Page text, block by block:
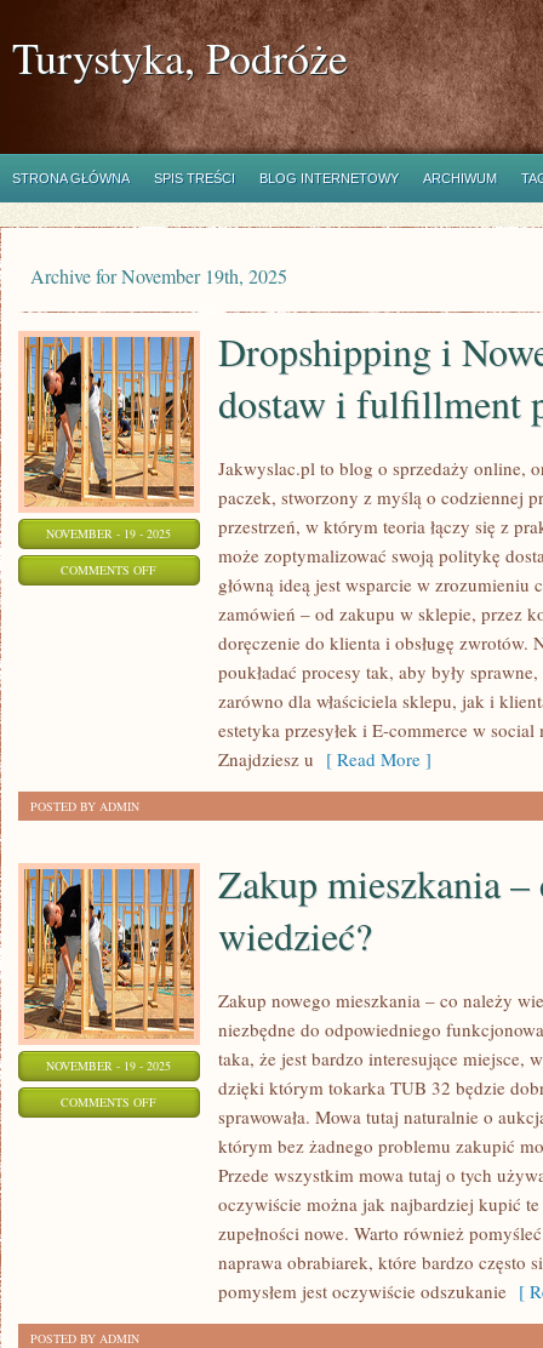
Turystyka, Podróże
STRONA GŁÓWNA SPIS TREŚCI BLOG INTERNETOWY ARCHIWUM
Archive for November 19th, 2025
NOVEMBER - 19 - 2025
COMMENTS OFFON
DROPSHIPPING
Dropshipping i
dostaw i fulfillment
Jakwyslac.pl to blog o sprzedaży online,
paczek, stworzony z myślą o codziennej
przestrzeń, w którym teoria łączy się z
może zoptymalizować swoją politykę
główną ideą jest wsparcie w zrozumieniu
zamówień – od zakupu w sklepie, przez
doręczenie do klienta i obsługę zwrotów.
poukładać procesy tak, aby były
zarówno dla właściciela sklepu, jak i
estetyka przesyłek i E-commerce w
Znajdziesz u [ Read More ]
POSTED BY ADMIN
NOVEMBER - 19 - 2025
COMMENTS OFFON
Zakup mieszkania –
wiedzieć?
Zakup nowego mieszkania – co należy
niezbędne do odpowiedniego
taka, że jest bardzo interesujące miejsce,
dzięki którym tokarka TUB 32 będzie
sprawowała. Mowa tutaj naturalnie o
którym bez żadnego problemu zakupić
Przede wszystkim mowa tutaj o tych
oczywiście można jak najbardziej kupić
zupełności nowe. Warto również
naprawa obrabiarek, które bardzo często
pomysłem jest oczywiście odszukanie [
POSTED BY ADMIN